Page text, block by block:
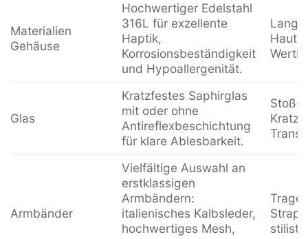
Materialien
Gehäuse
Hochwertiger Edelstahl
316L für exzellente
Haptik,
Korrosionsbeständigkeit
und Hypoallergenität.
Glas
Kratzfestes Saphirglas
mit oder ohne
Antireflexbeschichtung
für klare Ablesbarkeit.
Stoß-
Armbänder
Vielfältige Auswahl an
erstklassigen
Armbändern:
italienisches Kalbsleder,
hochwertiges Mesh,